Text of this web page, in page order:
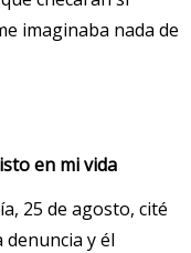
imaginaba nada de
en mi vida
25 de agosto, cité
denuncia y él